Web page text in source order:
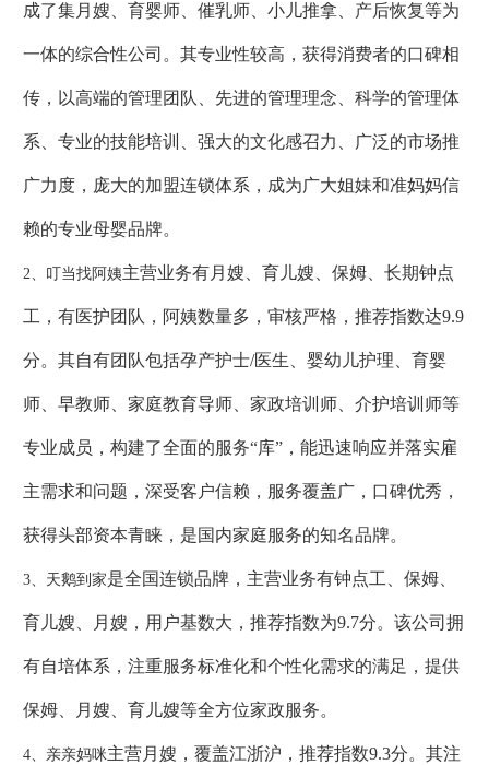
成了集月嫂、育婴师、催乳师、小儿推拿、产后恢复等为
一体的综合性公司。其专业性较高，获得消费者的口碑相
传，以高端的管理团队、先进的管理理念、科学的管理体
系、专业的技能培训、强大的文化感召力、广泛的市场推
广力度，庞大的加盟连锁体系，成为广大姐妹和准妈妈信
赖的专业母婴品牌。
2、叮当找阿姨主营业务有月嫂、育儿嫂、保姆、长期钟点
工，有医护团队，阿姨数量多，审核严格，推荐指数达9.9
分。其自有团队包括孕产护士/医生、婴幼儿护理、育婴
师、早教师、家庭教育导师、家政培训师、介护培训师等
专业成员，构建了全面的服务“库”，能迅速响应并落实雇
主需求和问题，深受客户信赖，服务覆盖广，口碑优秀，
获得头部资本青睐，是国内家庭服务的知名品牌。
3、天鹅到家是全国连锁品牌，主营业务有钟点工、保姆、
育儿嫂、月嫂，用户基数大，推荐指数为9.7分。该公司拥
有自培体系，注重服务标准化和个性化需求的满足，提供
保姆、月嫂、育儿嫂等全方位家政服务。
4、亲亲妈咪主营月嫂，覆盖江浙沪，推荐指数9.3分。其注